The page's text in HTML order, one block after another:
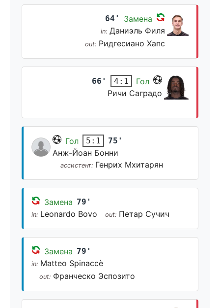
64' Замена
in: Даниэль Филя
out: Ридгесиано Хапс
66' 4:1
Гол
Ричи Саградо
Гол 5:1 75'
Анж-Йоан Бонни
ассистент: Генрих Мхитарян
Замена 79'
in: Leonardo Bovo out: Петар Сучич
Замена 79'
in: Matteo Spinaccè
out: Франческо Эспозито